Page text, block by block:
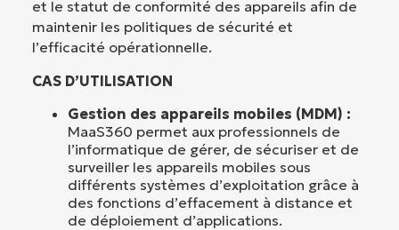
et le statut de conformité des appareils afin de
maintenir les politiques de sécurité et
l’efficacité opérationnelle.
CAS D’UTILISATION
Gestion des appareils mobiles (MDM) :
MaaS360 permet aux professionnels de
l’informatique de gérer, de sécuriser et de
surveiller les appareils mobiles sous
différents systèmes d’exploitation grâce à
des fonctions d’effacement à distance et
de déploiement d’applications.